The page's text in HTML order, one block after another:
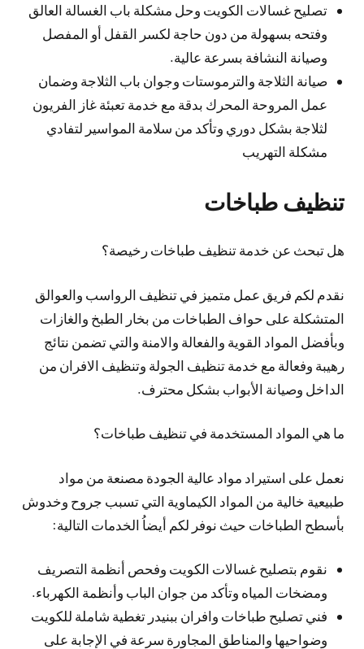
تصليح غسالات الكويت وحل مشكلة باب الغسالة العالق
وفتحه بسهولة من دون حاجة لكسر القفل أو المفصل
وصيانة النشافة بسرعة عالية.
صيانة الثلاجة والترموستات وجوان باب الثلاجة وضمان
عمل المروحة المحرك بدقة مع خدمة تعبئة غاز الفريون
لثلاجة بشكل دوري وتأكد من سلامة المواسير لتفادي
مشكلة التهريب
تنظيف طباخات
هل تبحث عن خدمة تنظيف طباخات رخيصة؟
نقدم لكم فريق عمل متميز في تنظيف الرواسب والعوالق
المتشكلة على حواف الطباخات من بخار الطبخ والغازات
وبأفضل المواد القوية والفعالة والامنة والتي تضمن نتائج
رهيبة وفعالة مع خدمة تنظيف الجولة وتنظيف الافران من
الداخل وصيانة الأبواب بشكل محترف.
ما هي المواد المستخدمة في تنظيف طباخات؟
نعمل على استيراد مواد عالية الجودة مصنعة من مواد
طبيعية خالية من المواد الكيماوية التي تسبب جروح وخدوش
بأسطح الطباخات حيث نوفر لكم أيضاُ الخدمات التالية:
نقوم بتصليح غسالات الكويت وفحص أنظمة التصريف
ومضخات المياه وتأكد من جوان الباب وأنظمة الكهرباء.
فني تصليح طباخات وافران ببنيدر تغطية شاملة للكويت
وضواحيها والمناطق المجاورة سرعة في الإجابة على